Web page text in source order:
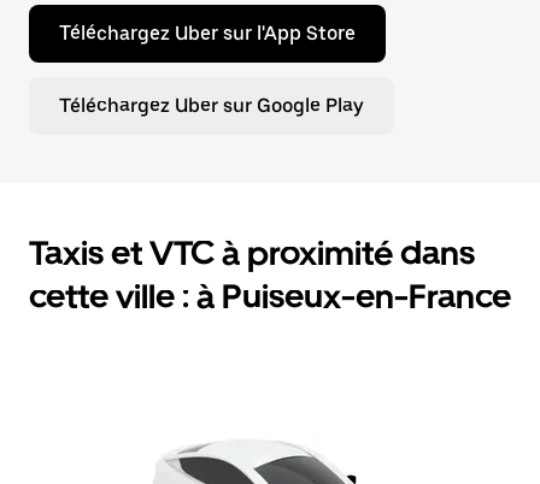
Téléchargez Uber sur l'App Store
Téléchargez Uber sur Google Play
Taxis et VTC à proximité dans
cette ville : à Puiseux-en-France